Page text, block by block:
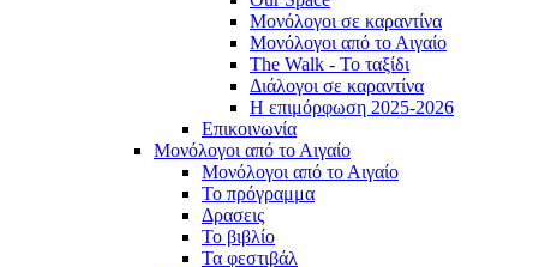
Μονόλογοι σε καραντίνα
Μονόλογοι από το Αιγαίο
The Walk - Το ταξίδι
Διάλογοι σε καραντίνα
Η επιμόρφωση 2025-2026
Επικοινωνία
Μονόλογοι από το Αιγαίο
Μονόλογοι από το Αιγαίο
Το πρόγραμμα
Δρασεις
Το βιβλίο
Τα φεστιβάλ